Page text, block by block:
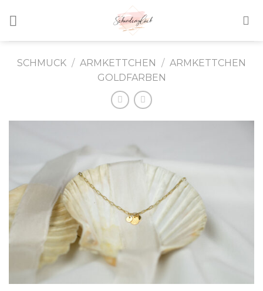
SCHMUCK / ARMKETTCHEN / ARMKETTCHEN
GOLDFARBEN